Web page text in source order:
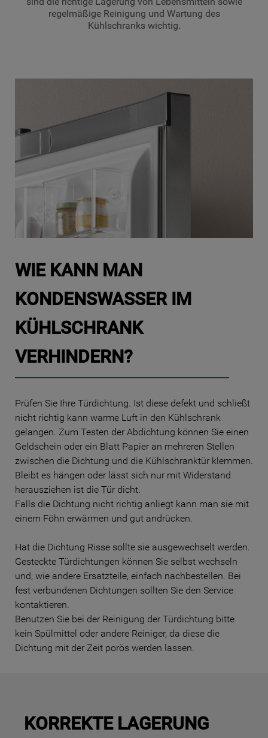
regelmäßige Reinigung und Wartung des
Kühlschranks wichtig.
WIE KANN MAN
KONDENSWASSER IM
KÜHLSCHRANK
VERHINDERN?
Prüfen Sie Ihre Türdichtung. Ist diese defekt und schließt
nicht richtig kann warme Luft in den Kühlschrank
gelangen. Zum Testen der Abdichtung können Sie einen
Geldschein oder ein Blatt Papier an mehreren Stellen
zwischen die Dichtung und die Kühlschranktür klemmen.
Bleibt es hängen oder lässt sich nur mit Widerstand
herausziehen ist die Tür dicht.
Falls die Dichtung nicht richtig anliegt kann man sie mit
einem Föhn erwärmen und gut andrücken.
Hat die Dichtung Risse sollte sie ausgewechselt werden.
Gesteckte Türdichtungen können Sie selbst wechseln
und, wie andere Ersatzteile, einfach nachbestellen. Bei
fest verbundenen Dichtungen sollten Sie den Service
kontaktieren.
Benutzen Sie bei der Reinigung der Türdichtung bitte
kein Spülmittel oder andere Reiniger, da diese die
Dichtung mit der Zeit porös werden lassen.
KORREKTE LAGERUNG